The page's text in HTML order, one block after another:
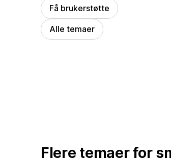
Få brukerstøtte
Alle temaer
Flere temaer for